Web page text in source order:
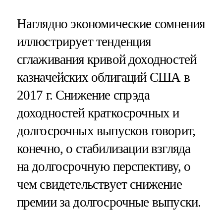
Наглядно экономические сомнения
иллюстрирует тенденция
сглаживания кривой доходностей
казначейских облигаций США в
2017 г. Снижение спрэда
доходностей краткосрочных и
долгосрочных выпусков говорит,
конечно, о стабилизации взгляда
на долгосрочную перспективу, о
чем свидетельствует снижение
премии за долгосрочные выпуски.